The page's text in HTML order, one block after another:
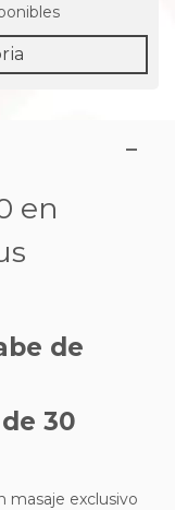
en
de
30
masaje exclusivo